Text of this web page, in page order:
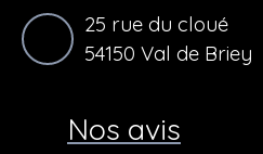
25 rue du cloué
54150 Val de Briey
Nos avis